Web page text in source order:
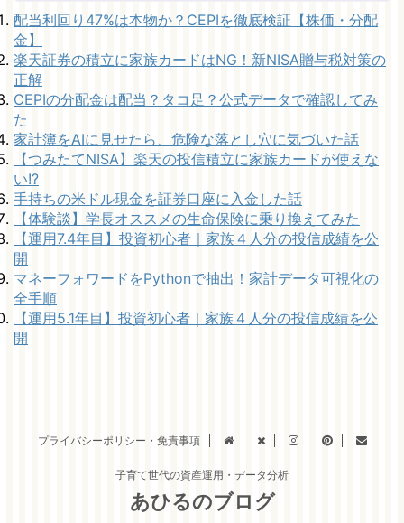
配当利回り47%は本物か？CEPIを徹底検証【株価・分配
金】
楽天証券の積立に家族カードはNG！新NISA贈与税対策の
正解
CEPIの分配金は配当？タコ足？公式データで確認してみ
た
家計簿をAIに見せたら、危険な落とし穴に気づいた話
【つみたてNISA】楽天の投信積立に家族カードが使えな
い!?
手持ちの米ドル現金を証券口座に入金した話
【体験談】学長オススメの生命保険に乗り換えてみた
【運用7.4年目】投資初心者｜家族４人分の投信成績を公
開
マネーフォワードをPythonで抽出！家計データ可視化の
全手順
【運用5.1年目】投資初心者｜家族４人分の投信成績を公
開
プライバシーポリシー・免責事項
子育て世代の資産運用・データ分析
あひるのブログ